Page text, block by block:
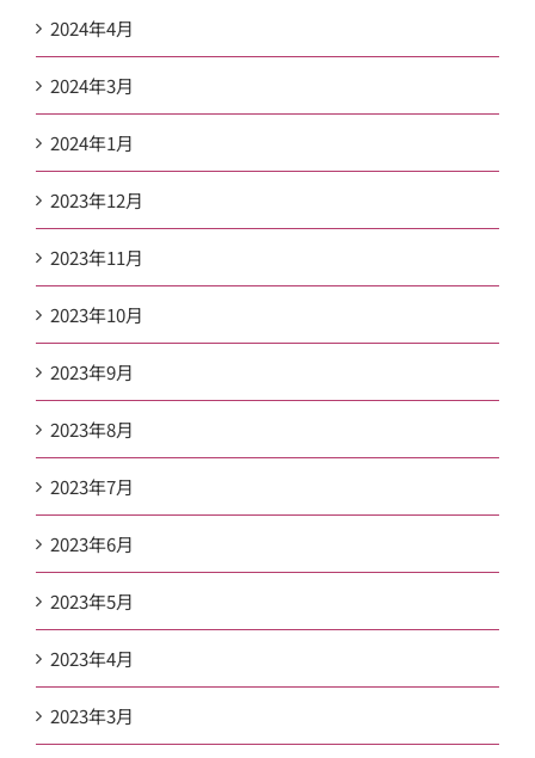
2024年4月
2024年3月
2024年1月
2023年12月
2023年11月
2023年10月
2023年9月
2023年8月
2023年7月
2023年6月
2023年5月
2023年4月
2023年3月